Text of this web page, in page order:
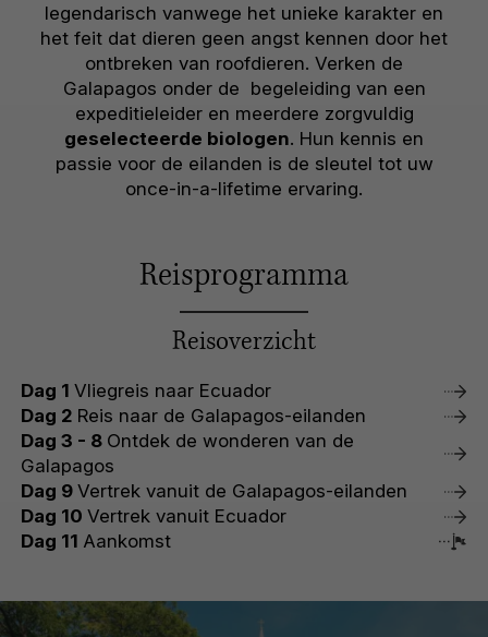
legendarisch vanwege het unieke karakter en
het feit dat dieren geen angst kennen door het
ontbreken van roofdieren. Verken de
Galapagos onder de begeleiding van een
expeditieleider en meerdere zorgvuldig
geselecteerde biologen. Hun kennis en
passie voor de eilanden is de sleutel tot uw
once-in-a-lifetime ervaring.
Reisprogramma
Reisoverzicht
Dag 1 Vliegreis naar Ecuador
Dag 2 Reis naar de Galapagos-eilanden
Dag 3 - 8 Ontdek de wonderen van de
Galapagos
Dag 9 Vertrek vanuit de Galapagos-eilanden
Dag 10 Vertrek vanuit Ecuador
Dag 11 Aankomst